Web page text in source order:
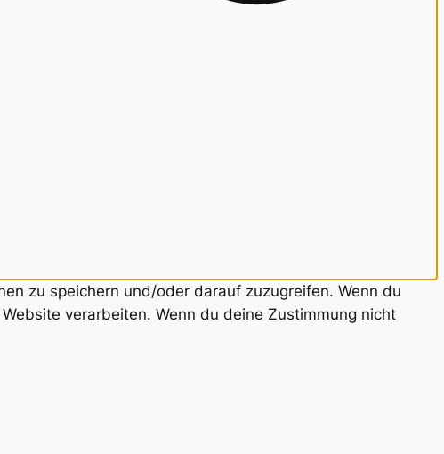
zu speichern und/oder darauf zuzugreifen. Wenn du
verarbeiten. Wenn du deine Zustimmung nicht